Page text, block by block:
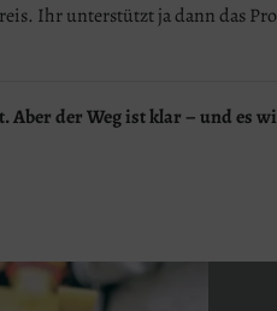
Ihr unterstützt ja dann das
Aber der Weg ist klar – und es